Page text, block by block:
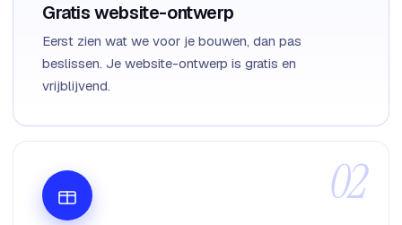
Gratis website-ontwerp
Eerst zien wat we voor je bouwen, dan pas
beslissen. Je website-ontwerp is gratis en
vrijblijvend.